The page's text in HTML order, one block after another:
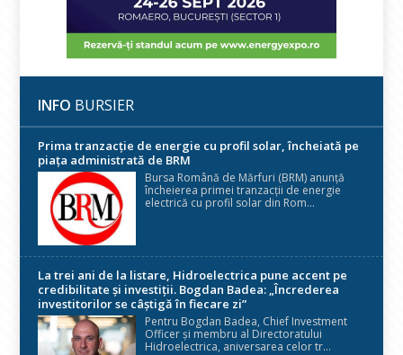
INFO BURSIER
Prima tranzacție de energie cu profil solar, încheiată pe
piața administrată de BRM
Bursa Română de Mărfuri (BRM) anunță
încheierea primei tranzacții de energie
electrică cu profil solar din Rom...
La trei ani de la listare, Hidroelectrica pune accent pe
credibilitate și investiții. Bogdan Badea: „Încrederea
investitorilor se câștigă în fiecare zi”
Pentru Bogdan Badea, Chief Investment
Officer și membru al Directoratului
Hidroelectrica, aniversarea celor tr...